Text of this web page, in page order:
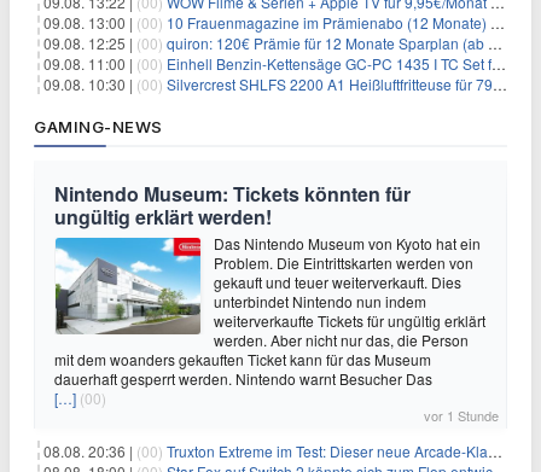
09.08. 13:00 | (00) 10 Frauenmagazine im Prämienabo (12 Monate) mit Prämien bis zu 225€
09.08. 12:25 | (00) quiron: 120€ Prämie für 12 Monate Sparplan (ab 100€/Monat)
09.08. 11:00 | (00) Einhell Benzin-Kettensäge GC-PC 1435 I TC Set für 99,99€
09.08. 10:30 | (00) Silvercrest SHLFS 2200 A1 Heißluftfritteuse für 79,99€ – Grill & Räucherfunktion
GAMING-NEWS
Nintendo Museum: Tickets könnten für
ungültig erklärt werden!
Das Nintendo Museum von Kyoto hat ein
Problem. Die Eintrittskarten werden von
gekauft und teuer weiterverkauft. Dies
unterbindet Nintendo nun indem
weiterverkaufte Tickets für ungültig erklärt
werden. Aber nicht nur das, die Person
mit dem woanders gekauften Ticket kann für das Museum
dauerhaft gesperrt werden. Nintendo warnt Besucher Das
[…] (00)
vor 1 Stunde
08.08. 20:36 | (00) Truxton Extreme im Test: Dieser neue Arcade-Klassiker verzeiht dir gar nichts